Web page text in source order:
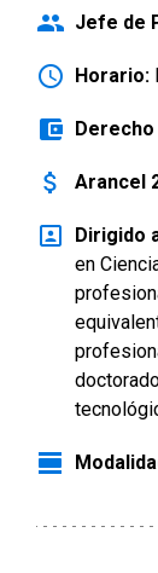
people Jefe de
schedule Horario:
account_balance_wallet
attach_money Arancel
portrait Dirigido
en
view_day